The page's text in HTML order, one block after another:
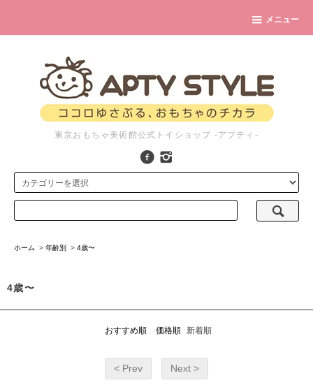
メニュー
東京おもちゃ美術館公式トイショップ -アプティ-
ホーム > 年齢別 > 4歳〜
4歳〜
おすすめ順 価格順 新着順
< Prev Next >